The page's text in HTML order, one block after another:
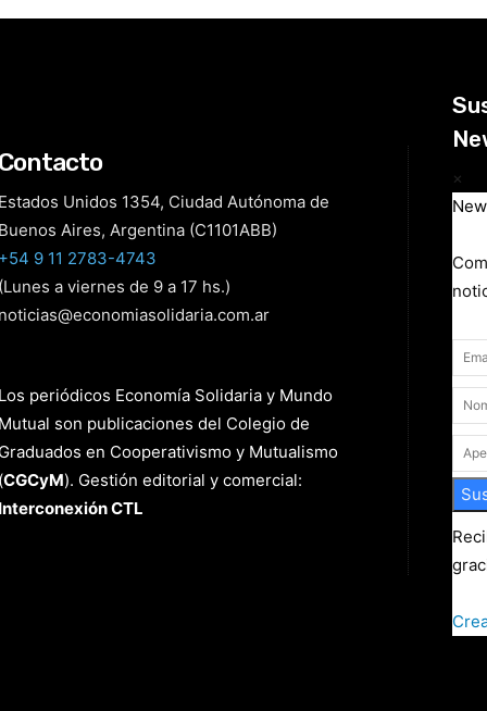
Contacto
Estados Unidos 1354, Ciudad Autónoma de
Buenos Aires, Argentina (C1101ABB)
+54 9 11 2783-4743
(Lunes a viernes de 9 a 17 hs.)
noticias@economiasolidaria.com.ar
Los periódicos Economía Solidaria y Mundo
Mutual son publicaciones del Colegio de
Graduados en Cooperativismo y Mutualismo
(CGCyM). Gestión editorial y comercial:
Interconexión CTL
×